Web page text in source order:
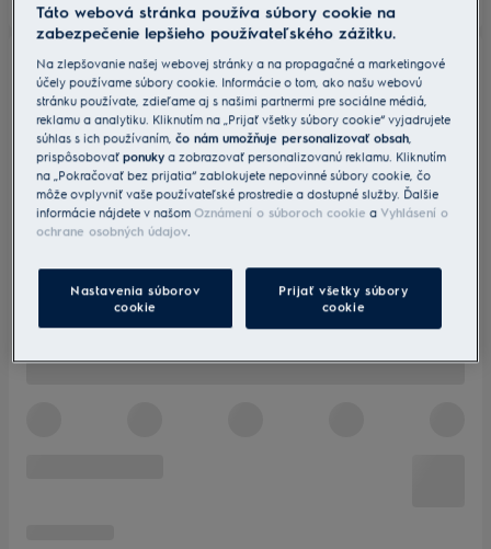
Táto webová stránka používa súbory cookie na
zabezpečenie lepšieho používateľského zážitku.
Na zlepšovanie našej webovej stránky a na propagačné a marketingové
účely používame súbory cookie. Informácie o tom, ako našu webovú
stránku používate, zdieľame aj s našimi partnermi pre sociálne médiá,
reklamu a analytiku. Kliknutím na „Prijať všetky súbory cookie“ vyjadrujete
súhlas s ich používaním,čo nám umožňuje personalizovať obsah,
prispôsobovaťponuky a zobrazovať personalizovanú reklamu. Kliknutím
na „Pokračovať bez prijatia“ zablokujete nepovinné súbory cookie, čo
môže ovplyvniť vaše používateľské prostredie a dostupné služby. Ďalšie
informácie nájdete v našomOznámení o súboroch cookie a Vyhlásení o
ochrane osobných údajov.
Nastavenia súborov
cookie
Prijať všetky súbory
cookie